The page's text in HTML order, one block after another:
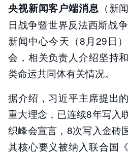
心举办第二场记者招待会。
责任编辑：央视新闻客户端
央视新闻客户端消息 （新
日战争暨世界反法西斯战
新闻中心今天（8月29日
会，相关负责人介绍坚持
类命运共同体有关情况。
据介绍，习近平主席提出
重大理念，已连续8年写入
织峰会宣言，8次写入金砖
其核心要义被纳入联合国